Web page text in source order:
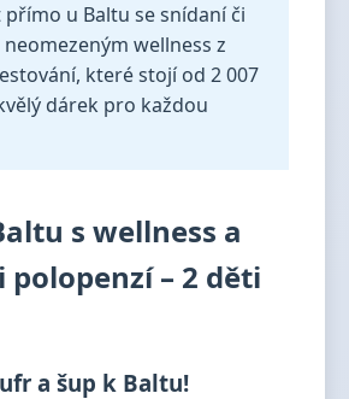
přímo u Baltu se snídaní či
wellness z
které stojí od 2 007
dárek pro každou
s wellness a
polopenzí – 2 děti
a šup k Baltu!